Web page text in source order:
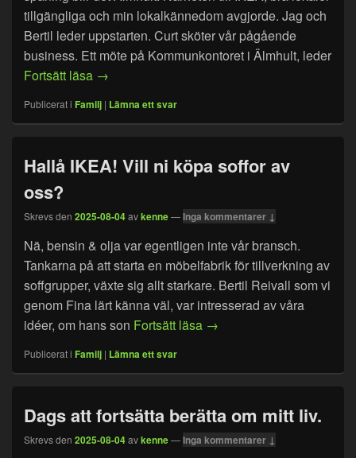
tillgängliga och min lokalkännedom avgjorde. Jag och
Bertil leder uppstarten. Curt sköter vår pågående
business. Ett möte på Kommunkontoret i Älmhult, leder
Fortsätt läsa Steg 1 klart! Löfte om samarbete avklarat!
→
Publicerat i Familj | Lämna ett svar
Hallå IKEA! Vill ni köpa soffor av
oss?
Skrevs den 2025-08-04avkenne—Inga kommentarer ↓
Nä, bensin & olja var egentligen inte vår bransch.
Tankarna på att starta en möbelfabrik för tillverkning av
soffgrupper, växte sig allt starkare. Bertil Reivall som vi
genom Fina lärt känna väl, var intresserad av våra
idéer, om hans son Fortsätt läsa Hallå IKEA! Vill ni köpa
→
Publicerat i Familj | Lämna ett svar
Dags att fortsätta berätta om mitt liv.
Skrevs den 2025-08-04avkenne—Inga kommentarer ↓